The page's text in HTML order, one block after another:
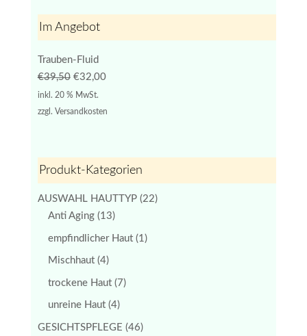
Im Angebot
Trauben-Fluid
€39,50 Ursprünglicher
Preis
war:
€32,00Aktueller
ist:
inkl. 20 % MwSt.
zzgl. Versandkosten
Produkt-Kategorien
AUSWAHL HAUTTYP (22)
Anti Aging (13)
empfindlicher Haut (1)
Mischhaut (4)
trockene Haut (7)
unreine Haut (4)
GESICHTSPFLEGE (46)